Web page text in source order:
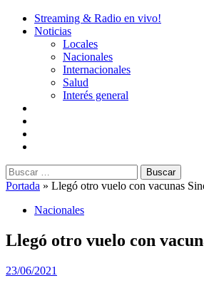
Streaming & Radio en vivo!
Noticias
Locales
Nacionales
Internacionales
Salud
Interés general
Buscar:
Portada » Llegó otro vuelo con vacunas
Nacionales
Llegó otro vuelo con
23/06/2021